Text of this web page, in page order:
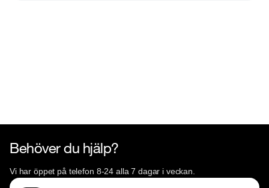
Behöver du hjälp?
Vi har öppet på telefon 8-24 alla 7 dagar i veckan.